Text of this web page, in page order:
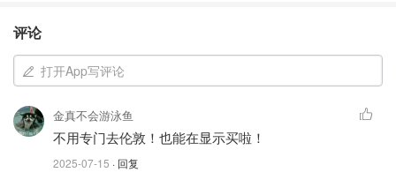
评论
打开App写评论
金真不会游泳鱼
不用专门去伦敦！也能在显示买啦！
2025-07-15 · 回复